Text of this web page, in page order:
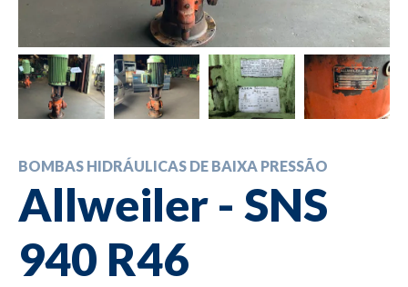
BOMBAS HIDRÁULICAS DE BAIXA PRESSÃO
Allweiler - SNS
940 R46